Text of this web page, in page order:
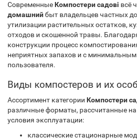
Современные Компостери садові всё
домашнийбыт владельцев частных
утилизации растительных остатков,
отходов и скошенной травы.
конструкции процесс
неприятных запахов и с
пользователя.
Виды компостеров и их
Ассортимент категории Компостери
различные форматы, рассчитанные
условия эксплуатации:
классические стационарные